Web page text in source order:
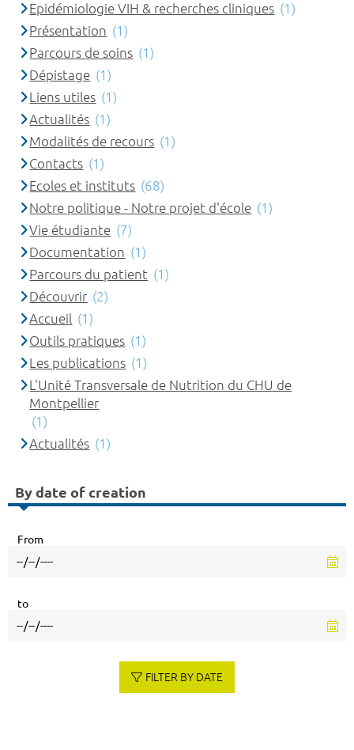
Epidémiologie VIH & recherches cliniques (1)
Présentation (1)
Parcours de soins (1)
Dépistage (1)
Liens utiles (1)
Actualités (1)
Modalités de recours (1)
Contacts (1)
Ecoles et instituts (68)
Notre politique - Notre projet d'école (1)
Vie étudiante (7)
Documentation (1)
Parcours du patient (1)
Découvrir (2)
Accueil (1)
Outils pratiques (1)
Les publications (1)
L'Unité Transversale de Nutrition du CHU de
Montpellier
(1)
Actualités (1)
By date of creation
From
to
FILTER BY DATE